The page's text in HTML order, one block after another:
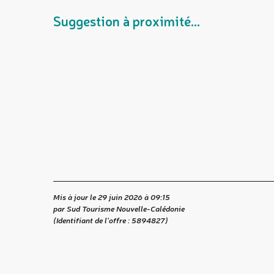
Suggestion à proximité...
Mis à jour le 29 juin 2026 à 09:15
par Sud Tourisme Nouvelle-Calédonie
(Identifiant de l'offre :5894827)